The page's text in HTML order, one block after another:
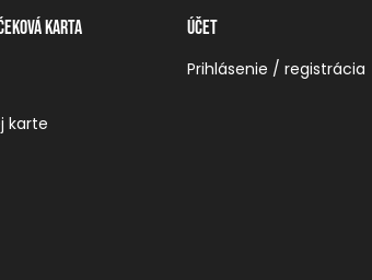
karta
karte
Účet
Prihlásenie / registrácia